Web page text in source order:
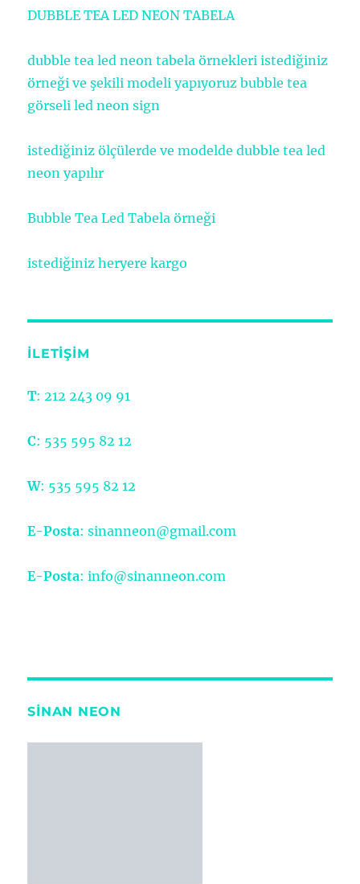
DUBBLE TEA LED NEON TABELA
dubble tea led neon tabela örnekleri istediğiniz
örneği ve şekili modeli yapıyoruz bubble tea
görseli led neon sign
istediğiniz ölçülerde ve modelde dubble tea led
neon yapılır
Bubble Tea Led Tabela örneği
istediğiniz heryere kargo
İLETİŞİM
T: 212 243 09 91
C: 535 595 82 12
W: 535 595 82 12
E-Posta: sinanneon@gmail.com
E-Posta: info@sinanneon.com
SİNAN NEON